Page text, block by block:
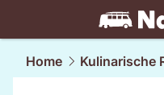
travel.NAU.ch
Home Kulinarische